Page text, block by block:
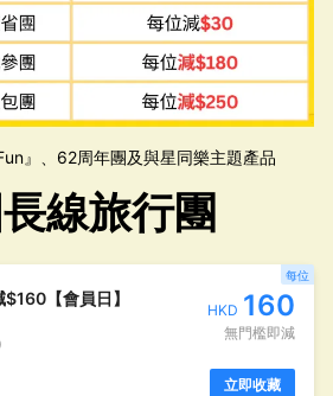
』、62周年團及與星同樂主題產品
線旅行團
【會員日】
HKD 160
無門檻即減
每位
立即收藏